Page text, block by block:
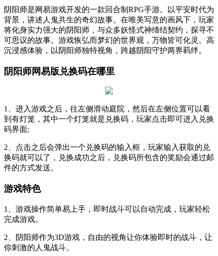
阴阳师是网易游戏开发的一款回合制RPG手游。以平安时代为
背景，讲述人鬼共生的奇幻故事。在唯美写意的画风下，玩家
将化身实力强大的阴阳师，与众多妖怪式神缔结契约，探寻不
可思议的故事。游戏恢弘而梦幻的世界观，万物皆可化灵。高
沉浸感体验，以阴阳师独特视角，跨越阴阳守护两界羁绊。
阴阳师网易版兑换码在哪里
1、进入游戏之后，往左侧滑动庭院，然后在左侧位置可以看
到有灯笼，其中一个灯笼就是兑换码，玩家点击即可进入兑换
码界面;
2、点击之后会弹出一个兑换码的输入框，玩家输入获取的兑
换码就可以了，兑换成功之后，兑换码所包含的奖励会通过邮
件的方式发送。
游戏特色
1、游戏操作简单易上手，即时战斗可以自动完成，玩家轻松
完成游戏。
2、阴阳师作为3D游戏，自由的视角让你体验即时的战斗，让
你刺激的人鬼战斗。